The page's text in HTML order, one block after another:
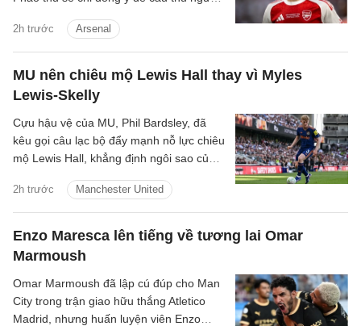
2h trước Arsenal
mới.
MU nên chiêu mộ Lewis Hall thay vì Myles
Lewis-Skelly
2h trước Manchester United
Cựu hậu vệ của MU, Phil Bardsley, đã
kêu gọi câu lạc bộ đẩy mạnh nỗ lực chiêu
mộ Lewis Hall, khẳng định ngôi sao của
cho sân Old Trafford.
Enzo Maresca lên tiếng về tương lai Omar
Marmoush
Omar Marmoush đã lập cú đúp cho Man
City trong trận giao hữu thắng Atletico
Madrid, nhưng huấn luyện viên Enzo